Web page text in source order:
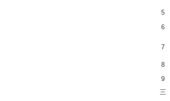
5
6
7
8
9
三